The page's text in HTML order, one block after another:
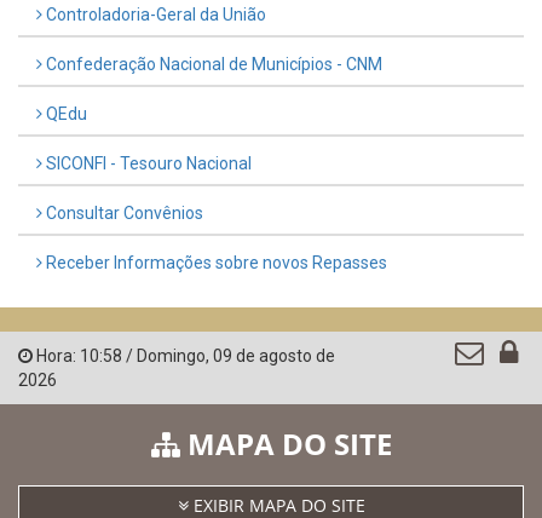
Controladoria-Geral da União
Confederação Nacional de Municípios - CNM
QEdu
SICONFI - Tesouro Nacional
Consultar Convênios
Receber Informações sobre novos Repasses
Hora: 10:58 /Domingo, 09 de agosto de
2026
MAPA DO SITE
EXIBIR MAPA DO SITE